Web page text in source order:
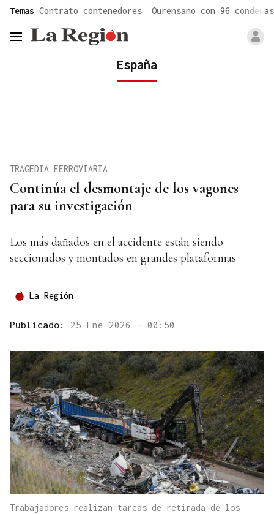
Temas Contrato contenedores Ourensano con 96 condenas
header.menu.open
España
Continúa el desmontaje de los vagones
para su investigación
TRAGEDIA FERROVIARIA
Los más dañados en el accidente están siendo
seccionados y montados en grandes plataformas
La Región
Publicado: 25 Ene 2026 - 00:50
Trabajadores realizan tareas de retirada de los